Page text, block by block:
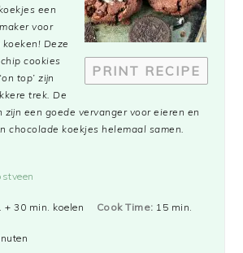
PRINT RECIPE
een
voor
Deze
cookies
top’ zijn
trek. De
zijn een goede vervanger voor eieren en
chocolade koekjes helemaal samen.
+ 30 min. koelen Cook Time: 15 min.